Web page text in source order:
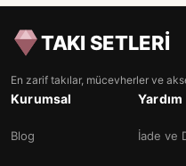
TAKI SETLERİ
En zarif takılar, mücevherler ve
Kurumsal
Blog
Yardım
İade ve